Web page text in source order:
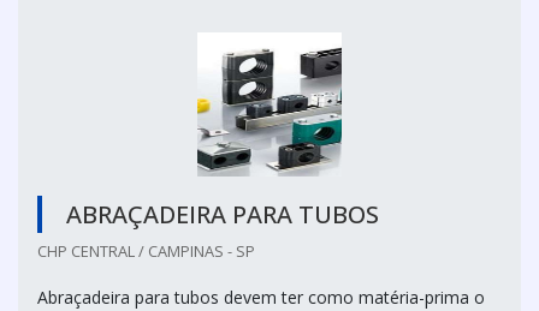
ABRAÇADEIRA PARA TUBOS
CHP CENTRAL / CAMPINAS - SP
Abraçadeira para tubos devem ter como matéria-prima o